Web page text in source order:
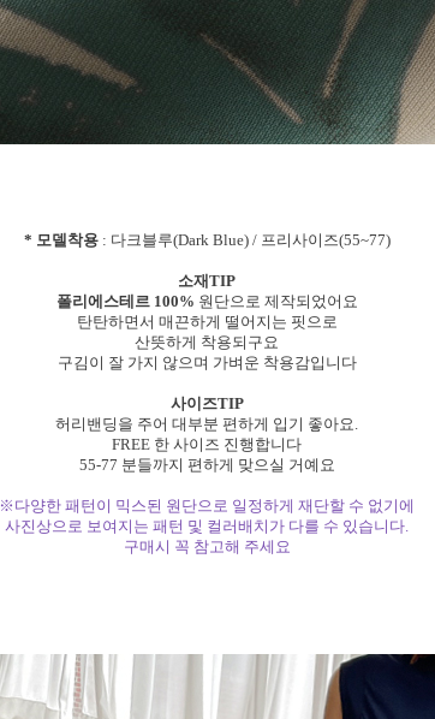
* 모델착용: 다크블루(Dark Blue) / 프리사이즈(55~77)
소재TIP
폴리에스테르 100% 원단으로 제작되었어요
탄탄하면서 매끈하게 떨어지는 핏으로
산뜻하게 착용되구요
구김이 잘 가지 않으며 가벼운 착용감입니다
사이즈TIP
허리밴딩을 주어 대부분 편하게 입기 좋아요.
FREE 한 사이즈 진행합니다
55-77 분들까지 편하게 맞으실 거예요
※다양한 패턴이 믹스된 원단으로 일정하게 재단할 수 없기에
사진상으로 보여지는 패턴 및 컬러배치가 다를 수 있습니다.
구매시 꼭 참고해 주세요